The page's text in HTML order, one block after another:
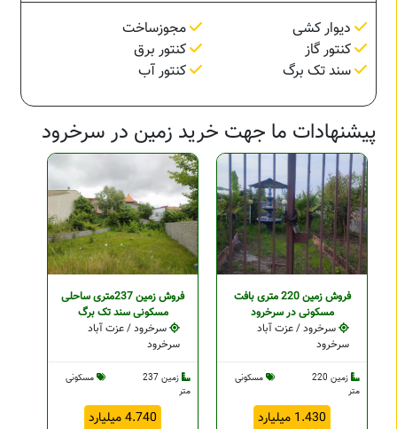
دیوار کشی
مجوزساخت
کنتور گاز
کنتور برق
سند تک برگ
کنتور آب
پیشنهادات ما جهت خرید زمین در سرخرود
فروش زمین 220 متری بافت
مسکونی در سرخرود
سرخرود / عزت آباد
سرخرود
زمین 220
متر
مسکونی
1.430 میلیارد
فروش زمین 237متری ساحلی
مسکونی سند تک برگ
سرخرود / عزت آباد
سرخرود
زمین 237
متر
مسکونی
4.740 میلیارد